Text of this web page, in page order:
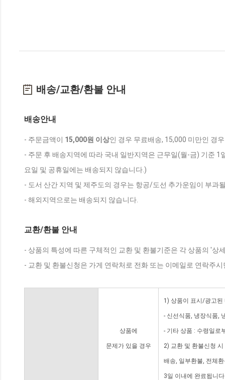
배송/교환/환불 안내
배송안내
- 주문금액이 15,000원 이상인 경우 무료배송, 15,000 미만인 경
- 주문 후 배송지역에 따라 국내 일반지역은 근무일(월-금) 기준
요일 및 공휴일에는 배송되지 않습니다.)
- 도서 산간 지역 및 제주도의 경우는 항공/도선 추가운임이 부과
- 해외지역으로는 배송되지 않습니다.
교환/환불 안내
- 상품의 특성에 따른 구체적인 교환 및 환불기준은 각 상품의 '상
- 교환 및 환불신청은 가게 연락처로 전화 또는 이메일로 연락주
상품에
문제가 있을 경우
1) 상품이 표시/광고된
- 신선식품, 냉장식품,
- 기타 상품 : 수령일로
2) 교환 및 환불신청
배송, 일부환불, 전체
3일 이내에 완료됩니